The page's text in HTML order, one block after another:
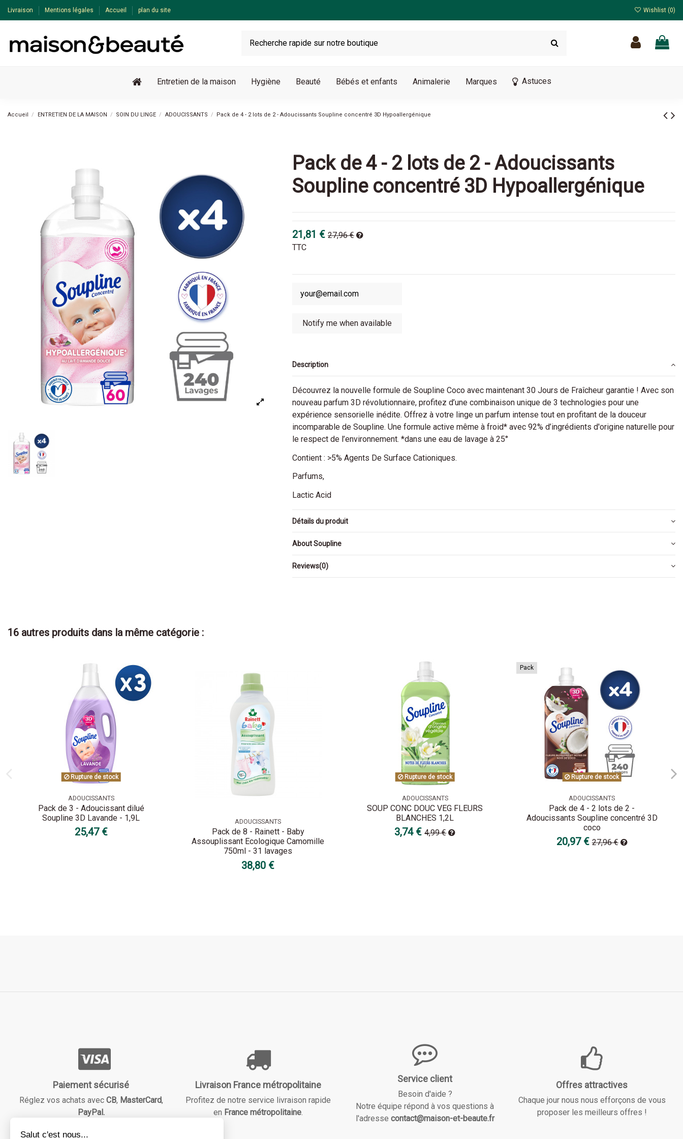
Livraison Mentions légales Accueil plan du site Wishlist (0)
Entretien de la maison Hygiène Beauté Bébés et enfants Animalerie Marques Astuces
Accueil ENTRETIEN DE LA MAISON SOIN DU LINGE ADOUCISSANTS Pack de 4 - 2 lots de 2 - Adoucissants Soupline concentré 3D Hypoallergénique
Pack de 4 - 2 lots de 2 - Adoucissants
Soupline concentré 3D Hypoallergénique
21,81 € 27,96 €
TTC
Description
Découvrez la nouvelle formule de Soupline Coco avec maintenant 30 Jours de Fraîcheur garantie ! Avec son
nouveau parfum 3D révolutionnaire, profitez d’une combinaison unique de 3 technologies pour une
expérience sensorielle inédite. Offrez à votre linge un parfum intense tout en profitant de la douceur
incomparable de Soupline. Une formule active même à froid* avec 92% d’ingrédients d'origine naturelle pour
le respect de l’environnement. *dans une eau de lavage à 25°
Contient : >5% Agents De Surface Cationiques.
Parfums,
Lactic Acid
Détails du produit
About Soupline
Reviews(0)
16 autres produits dans la même catégorie :
Rupture de stock
ADOUCISSANTS
Pack de 3 - Adoucissant dilué
Soupline 3D Lavande - 1,9L
25,47 €
ADOUCISSANTS
Pack de 8 - Rainett - Baby
Assouplissant Ecologique Camomille
750ml - 31 lavages
38,80 €
Rupture de stock
ADOUCISSANTS
SOUP CONC DOUC VEG FLEURS
BLANCHES 1,2L
3,74 €4,99 €
Pack
Rupture de stock
ADOUCISSANTS
Pack de 4 - 2 lots de 2 -
Adoucissants Soupline concentré 3D
coco
20,97 €27,96 €
Paiement sécurisé
Réglez vos achats avec CB, MasterCard,
PayPal.
Livraison France métropolitaine
Profitez de notre service livraison rapide
en France métropolitaine.
Service client
Besoin d'aide ?
Notre équipe répond à vos questions à
l'adresse contact@maison-et-beaute.fr
Offres attractives
Chaque jour nous nous efforçons de vous
proposer les meilleurs offres !